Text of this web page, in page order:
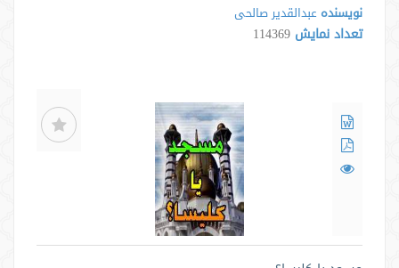
نویسنده عبدالقدیر صالحی
تعداد نمایش 114369